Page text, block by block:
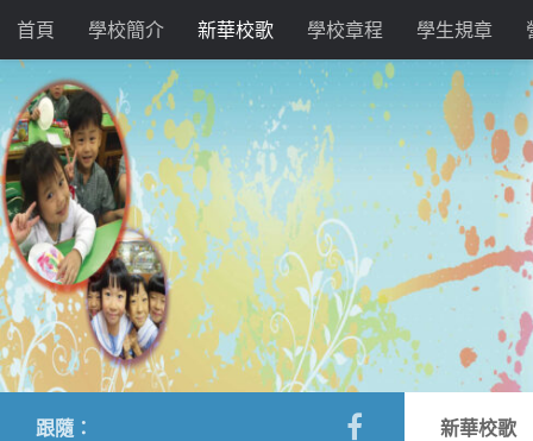
首頁 學校簡介 新華校歌 學校章程 學生規章
新華校歌
跟隨：